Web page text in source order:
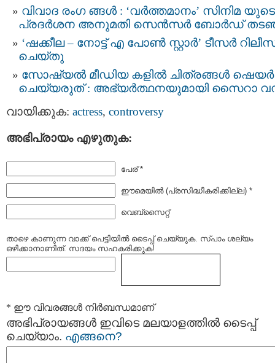
വിവാദ രംഗ ങ്ങൾ : ‘വര്‍ത്തമാനം’ സിനിമ യുടെ
പ്രദര്‍ശന അനുമതി സെന്‍സര്‍ ബോര്‍ഡ്
‘ഷക്കീല – നോട്ട് എ പോൺ സ്റ്റാർ’ ടീസർ
ചെയ്തു
സോഷ്യല്‍ മീഡിയ കളില്‍ ചിത്രങ്ങൾ ഷെയര്‍
ചെയ്യരുത് : അഭ്യർത്ഥനയുമായി സൈറാ
വായിക്കുക: actress, controversy
അഭിപ്രായം എഴുതുക:
പേര് *
ഈമെയില്‍ (പ്രസിദ്ധീകരിക്കില്ല) *
വെബ്സൈറ്റ്
താഴെ കാണുന്ന വാക്ക് പെട്ടിയില്‍ ടൈപ്പ്‌ ചെയ്യുക. സ്പാം ശല്യം
ഒഴിക്കാനാണിത്. സദയം സഹകരിക്കുക!
* ഈ വിവരങ്ങള്‍ നിര്‍ബന്ധമാണ്
അഭിപ്രായങ്ങള്‍ ഇവിടെ മലയാളത്തില്‍ ടൈപ്പ്
ചെയ്യാം. എങ്ങനെ?